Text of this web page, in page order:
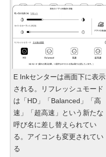
E Inkセンターは画面下に表示
される。リフレッシュモード
は「HD」「Balanced」「高
速」「超高速」という新たな
呼び名に差し替えられてい
る。アイコンも変更されてい
る